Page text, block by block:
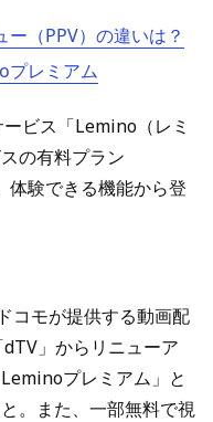
（PPV）の違いは？
プレミアム
ビス「Lemino（レミ
の有料プラン
体験できる機能から登
コモが提供する動画配
」からリニューア
プレミアム」と
。また、一部無料で視